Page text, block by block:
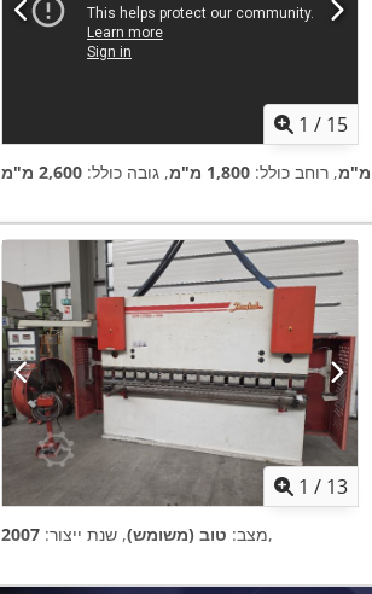
1 / 15
, רוחב כולל: 1,800 מ"מ , גובה כולל: 2,600 מ"מ
1 / 13
מצב: טוב (משומש), שנת ייצור: 2007 ,